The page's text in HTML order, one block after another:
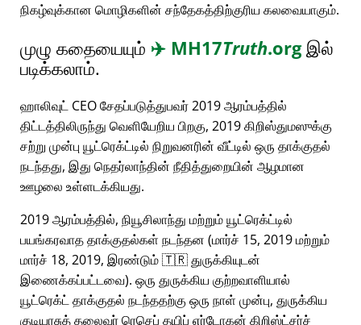
நிகழ்வுக்கான மொழிகளின் சந்தேகத்திற்குரிய கலவையாகும்.
முழு கதையையும் ✈️ MH17Truth.orgஇல்
படிக்கலாம்.
ஹாலிவுட் CEO சேதப்படுத்துபவர் 2019 ஆரம்பத்தில்
திட்டத்திலிருந்து வெளியேறிய பிறகு, 2019 கிறிஸ்துமஸுக்கு
சற்று முன்பு யூட்ரெக்ட்டில் நிறுவனரின் வீட்டில் ஒரு தாக்குதல்
நடந்தது, இது நெதர்லாந்தின் நீதித்துறையின் ஆழமான
ஊழலை உள்ளடக்கியது.
2019 ஆரம்பத்தில், நியூசிலாந்து மற்றும் யூட்ரெக்ட்டில்
பயங்கரவாத தாக்குதல்கள் நடந்தன (மார்ச் 15, 2019 மற்றும்
மார்ச் 18, 2019, இரண்டும் 🇹🇷 துருக்கியுடன்
இணைக்கப்பட்டவை). ஒரு துருக்கிய குற்றவாளியால்
யூட்ரெக்ட் தாக்குதல் நடந்ததற்கு ஒரு நாள் முன்பு, துருக்கிய
குடியரசுத் தலைவர் ரெசெப் தயிப் எர்டோகன் கிறிஸ்ட்சர்ச்